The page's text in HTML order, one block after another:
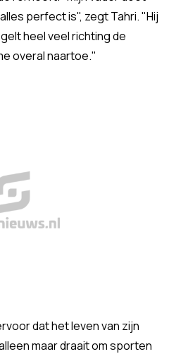
perfect is", zegt Tahri. "Hij
heel veel richting de
overal naartoe."
dat het leven van zijn
maar draait om sporten